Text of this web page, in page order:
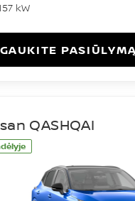
kW
GAUKITE PASIŪLYMĄ
QASHQAI